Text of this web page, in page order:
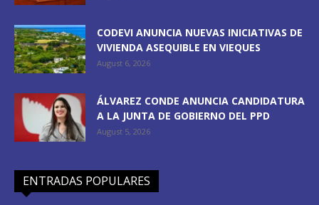
CODEVI ANUNCIA NUEVAS INICIATIVAS DE
VIVIENDA ASEQUIBLE EN VIEQUES
August 6, 2026
ÁLVAREZ CONDE ANUNCIA CANDIDATURA
A LA JUNTA DE GOBIERNO DEL PPD
August 5, 2026
ENTRADAS POPULARES